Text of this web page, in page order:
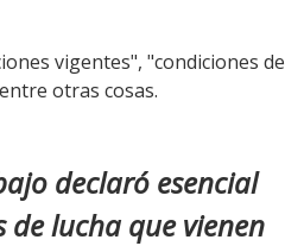
vigentes", "condiciones de
otras cosas.
declaró esencial
lucha que vienen